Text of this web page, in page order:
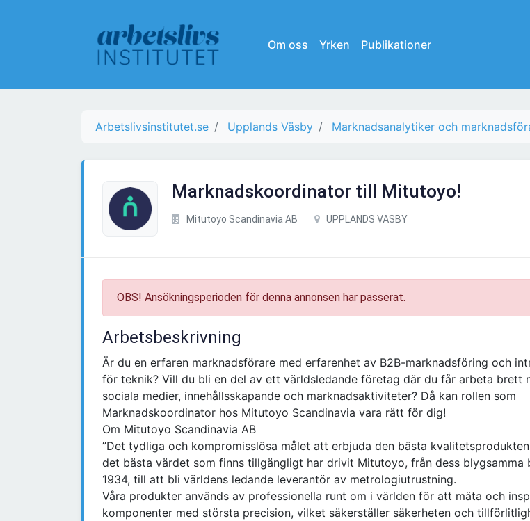
Om oss Yrken Publikationer
Arbetslivsinstitutet.se Upplands Väsby Marknadsanalytiker och
Marknadskoordinator till Mitutoyo!
Mitutoyo Scandinavia AB UPPLANDS VÄSBY
OBS! Ansökningsperioden för denna annonsen har passerat.
Arbetsbeskrivning
Är du en erfaren marknadsförare med erfarenhet av B2B-marknadsföring och
för teknik? Vill du bli en del av ett världsledande företag där du får arbeta brett
sociala medier, innehållsskapande och marknadsaktiviteter? Då kan rollen som
Marknadskoordinator hos Mitutoyo Scandinavia vara rätt för dig!
Om Mitutoyo Scandinavia AB
”Det tydliga och kompromisslösa målet att erbjuda den bästa
det bästa värdet som finns tillgängligt har drivit Mitutoyo, från dess blygsamma
1934, till att bli världens ledande leverantör av metrologiutrustning.
Våra produkter används av professionella runt om i världen för att mäta och
komponenter med största precision, vilket säkerställer säkerheten och